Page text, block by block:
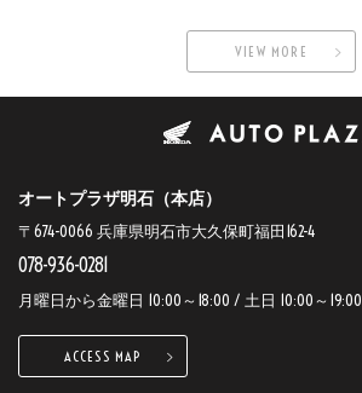
VIEW MORE
オートプラザ明石（本店）
〒674-0066 兵庫県明石市大久保町福田162-4
078-936-0281
月曜日から金曜日 10:00～18:00 / 土日 10:00～19:00
ACCESS MAP